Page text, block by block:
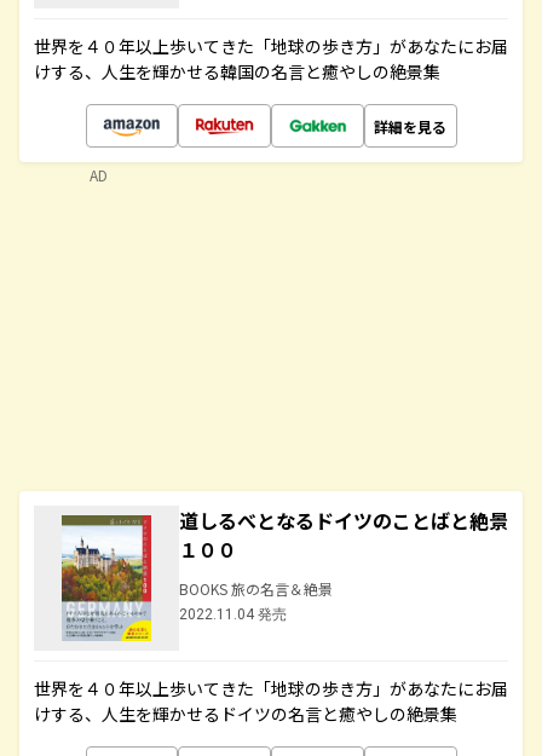
世界を４０年以上歩いてきた「地球の歩き方」があなたにお届
けする、人生を輝かせる韓国の名言と癒やしの絶景集
詳細を見る
道しるべとなるドイツのことばと絶景
１００
BOOKS 旅の名言＆絶景
2022.11.04 発売
世界を４０年以上歩いてきた「地球の歩き方」があなたにお届
けする、人生を輝かせるドイツの名言と癒やしの絶景集
AD